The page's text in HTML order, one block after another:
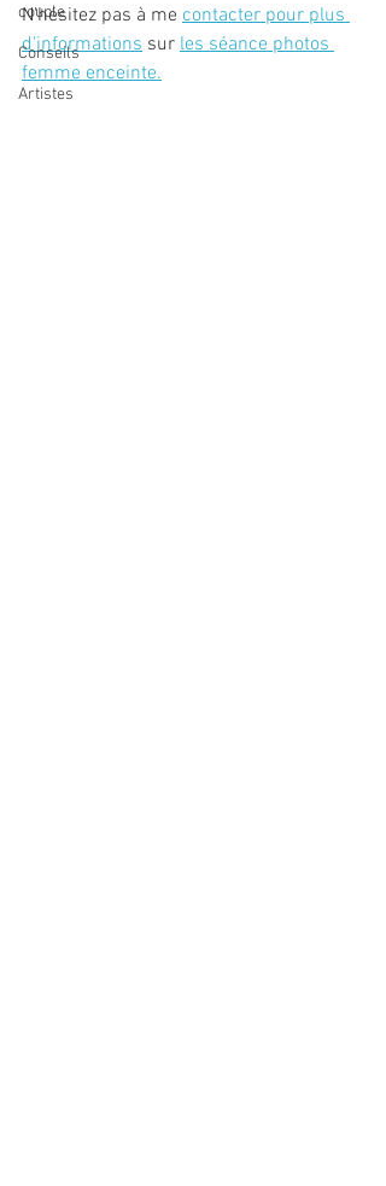
couple
Conseils
Artistes
N'hésitez pas à me contacter pour plus
d'informations sur les séance photos
femme enceinte.